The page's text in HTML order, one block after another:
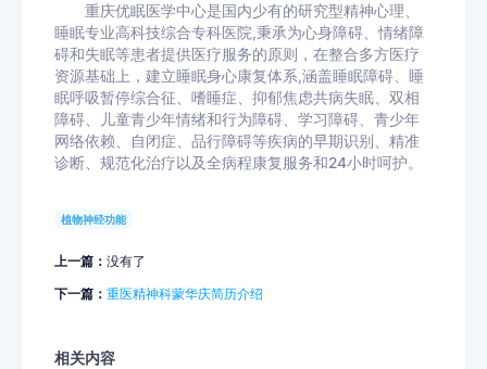
重庆优眠医学中心是国内少有的研究型精神心理、
睡眠专业高科技综合专科医院,秉承为心身障碍、情绪障
碍和失眠等患者提供医疗服务的原则，在整合多方医疗
资源基础上，建立睡眠身心康复体系,涵盖睡眠障碍、睡
眠呼吸暂停综合征、嗜睡症、抑郁焦虑共病失眠、双相
障碍、儿童青少年情绪和行为障碍、学习障碍、青少年
网络依赖、自闭症、品行障碍等疾病的早期识别、精准
诊断、规范化治疗以及全病程康复服务和24小时呵护。
植物神经功能
上一篇： 没有了
下一篇： 重医精神科蒙华庆简历介绍
相关内容